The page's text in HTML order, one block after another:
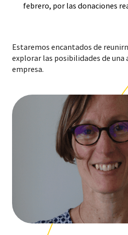
febrero, por las donaciones
Estaremos encantados de
explorar las posibilidades de una
empresa.